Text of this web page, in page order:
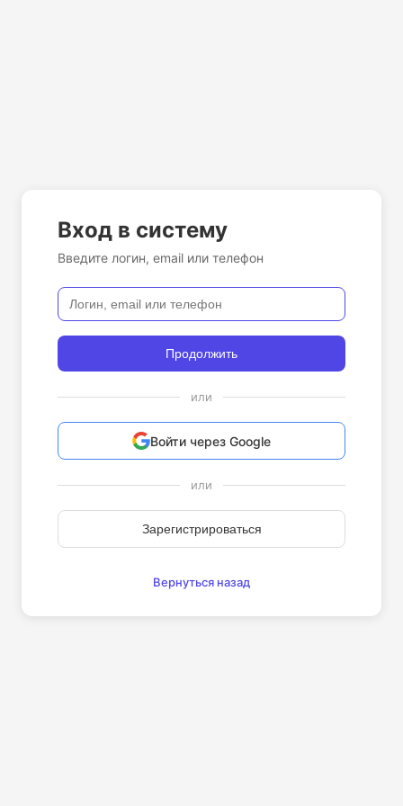
Вход в систему
Введите логин, email или телефон
Продолжить
или
Войти через Google
или
Зарегистрироваться
Вернуться назад